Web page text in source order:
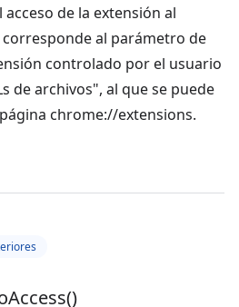
de la extensión al
al parámetro de
controlado por el usuario
de archivos", al que se puede
chrome://extensions.
Access()